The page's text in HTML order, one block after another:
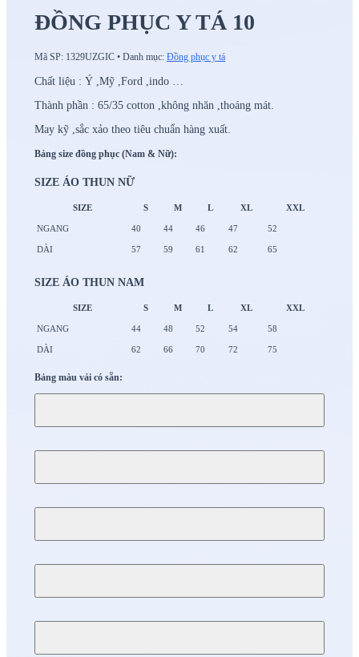
ĐỒNG PHỤC Y TÁ 10
Mã SP: 1329UZGIC • Danh mục: Đồng phục y tá
Chất liệu : Ý ,Mỹ ,Ford ,indo …
Thành phần : 65/35 cotton ,không nhăn ,thoáng mát.
May kỹ ,sắc xảo theo tiêu chuẩn hàng xuất.
Bảng size đồng phục (Nam & Nữ):
SIZE ÁO THUN NỮ
SIZE S M L XL XXL
NGANG 40 44 46 47 52
DÀI 57 59 61 62 65
SIZE ÁO THUN NAM
SIZE S M L XL XXL
NGANG 44 48 52 54 58
DÀI 62 66 70 72 75
Bảng màu vải có sẵn: